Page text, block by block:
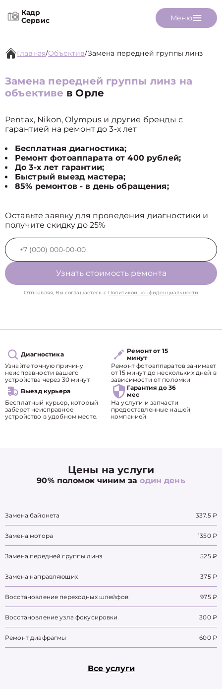
Кадр
Сервис
Меню
Главная/Объектив/Замена передней группы линз
Замена передней группы линз на
объективе в Орле
Pentax, Nikon, Olympus и другие бренды с
гарантией на ремонт до 3-х лет
Бесплатная диагностика;
Ремонт фотоаппарата от 400 рублей;
До 3-х лет гарантии;
Быстрый выезд мастера;
85% ремонтов - в день обращения;
Оставьте заявку для проведения диагностики и
получите скидку до 25%
Узнать стоимость ремонта
Отправляя, Вы соглашаетесь с Политикой конфиденциальности
Диагностика
Узнайте точную причину
неисправности вашего
устройства через 30 минут
Ремонт от 15
минут
Ремонт фотоаппаратов занимает
от 15 минут до нескольких дней в
зависимости от поломки
Выезд курьера
Бесплатный курьер, который
заберет неисправное
устройство в удобном месте.
Гарантия до 36
мес
На услуги и запчасти
предоставленные нашей
компанией
Цены на услуги
90% поломок чиним заодин день
Замена байонета 337.5 ₽
Замена мотора 1350 ₽
Замена передней группы линз 525 ₽
Замена направляющих 375 ₽
Восстановление переходных шлейфов 975 ₽
Восстановление узла фокусировки 300 ₽
Ремонт диафрагмы 600 ₽
Все услуги